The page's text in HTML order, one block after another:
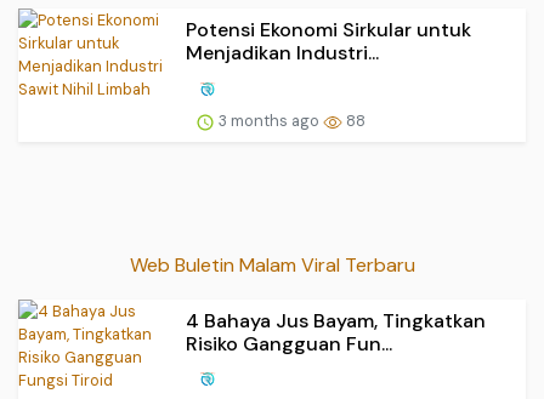
Potensi Ekonomi Sirkular untuk
Menjadikan Industri...
3 months ago 88
Web Buletin Malam Viral Terbaru
4 Bahaya Jus Bayam, Tingkatkan
Risiko Gangguan Fun...